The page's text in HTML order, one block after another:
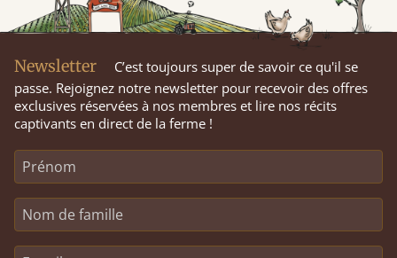
Newsletter
C’est toujours super de savoir ce qu'il se
passe. Rejoignez notre newsletter pour recevoir des offres
exclusives réservées à nos membres et lire nos récits
captivants en direct de la ferme !